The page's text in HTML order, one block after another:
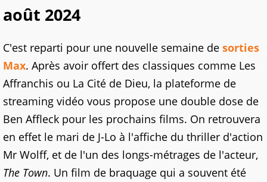
août 2024
C'est reparti pour une nouvelle semaine de sorties
Max. Après avoir offert des classiques comme Les
Affranchis ou La Cité de Dieu, la plateforme de
streaming vidéo vous propose une double dose de
Ben Affleck pour les prochains films. On retrouvera
en effet le mari de J-Lo à l'affiche du thriller d'action
Mr Wolff, et de l'un des longs-métrages de l'acteur,
The Town. Un film de braquage qui a souvent été